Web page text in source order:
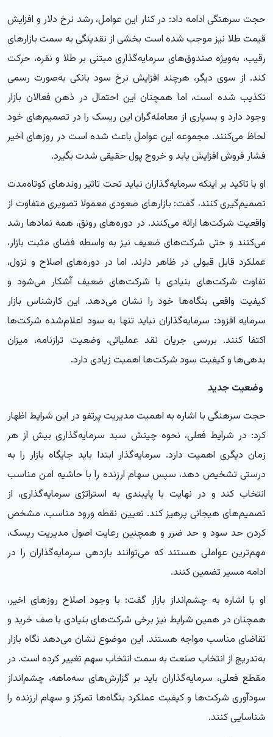
حجت سرهنگی ادامه داد: در کنار این عوامل، رشد نرخ دلار و افزایش
قیمت طلا نیز موجب شده است بخشی از نقدینگی به سمت بازارهای
رقیب، به‌ویژه صندوق‌های سرمایه‌گذاری مبتنی بر طلا و نقره، حرکت
کند. از سوی دیگر، هرچند افزایش نرخ سود بانکی به‌صورت رسمی
تکذیب شده است، اما همچنان این احتمال در ذهن فعالان بازار
وجود دارد و بسیاری از معامله‌گران این ریسک را در تصمیم‌های خود
لحاظ می‌کنند. مجموعه این عوامل باعث شده است در روزهای اخیر
فشار فروش افزایش یابد و خروج پول حقیقی شدت بگیرد.
او با تاکید بر اینکه سرمایه‌گذاران نباید تحت تاثیر روندهای کوتاه‌مدت
تصمیم‌گیری کنند، گفت: بازارهای صعودی معمولا تصویری متفاوت از
واقعیت شرکت‌ها ارائه می‌کنند. در دوره‌های رونق، همه نمادها رشد
می‌کنند و حتی شرکت‌های ضعیف نیز به واسطه فضای مثبت بازار،
عملکرد قابل قبولی در ظاهر دارند. اما در دوره‌های اصلاح و نزول،
تفاوت شرکت‌های بنیادی با شرکت‌های ضعیف آشکار می‌شود و
کیفیت واقعی بنگاه‌ها خود را نشان می‌دهد. این کارشناس بازار
سرمایه افزود: سرمایه‌گذاران نباید تنها به سود اعلام‌شده شرکت‌ها
اکتفا کنند. بررسی جریان نقد عملیاتی، وضعیت ترازنامه، میزان
بدهی‌ها و کیفیت سود شرکت‌ها اهمیت زیادی دارد.
وضعیت جدید
حجت سرهنگی با اشاره به اهمیت مدیریت پرتفو در این شرایط اظهار
کرد: در شرایط فعلی، نحوه چینش سبد سرمایه‌گذاری بیش از هر
زمان دیگری اهمیت دارد. سرمایه‌گذار ابتدا باید جایگاه بازار را به
درستی تشخیص دهد، سپس سهام ارزنده را با حاشیه امن مناسب
انتخاب کند و در نهایت با پایبندی به استراتژی سرمایه‌گذاری، از
تصمیم‌های هیجانی پرهیز کند. تعیین نقطه ورود مناسب، مشخص
کردن حد سود و حد ضرر و همچنین رعایت اصول مدیریت ریسک،
مهم‌ترین عواملی هستند که می‌توانند بازدهی سرمایه‌گذاران را در
ادامه مسیر تضمین کنند.
او با اشاره به چشم‌انداز بازار گفت: با وجود اصلاح روزهای اخیر،
همچنان در همین شرایط نیز برخی شرکت‌های بنیادی با صف خرید و
تقاضای مناسب مواجه هستند. این موضوع نشان می‌دهد نگاه بازار
به‌تدریج از انتخاب صنعت به سمت انتخاب سهم تغییر کرده است. در
مقطع فعلی، سرمایه‌گذاران باید بر گزارش‌های سه‌ماهه، چشم‌انداز
سودآوری شرکت‌ها و کیفیت عملکرد بنگاه‌ها تمرکز و سهام ارزنده را
شناسایی کنند.